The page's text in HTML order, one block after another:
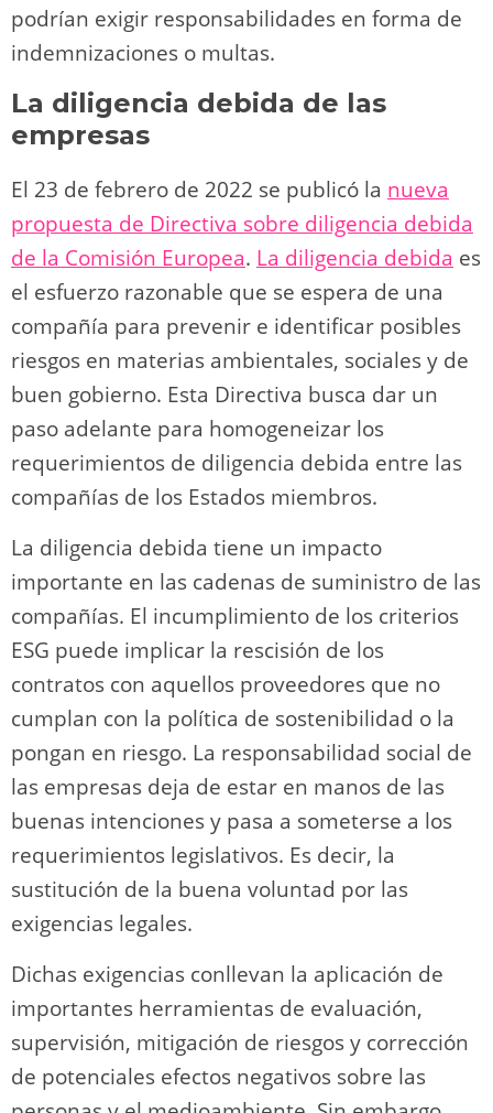
podrían exigir responsabilidades en forma de
indemnizaciones o multas.
La diligencia debida de las
empresas
El 23 de febrero de 2022 se publicó la nueva
propuesta de Directiva sobre diligencia debida
de la Comisión Europea. La diligencia debida es
el esfuerzo razonable que se espera de una
compañía para prevenir e identificar posibles
riesgos en materias ambientales, sociales y de
buen gobierno. Esta Directiva busca dar un
paso adelante para homogeneizar los
requerimientos de diligencia debida entre las
compañías de los Estados miembros.
La diligencia debida tiene un impacto
importante en las cadenas de suministro de las
compañías. El incumplimiento de los criterios
ESG puede implicar la rescisión de los
contratos con aquellos proveedores que no
cumplan con la política de sostenibilidad o la
pongan en riesgo. La responsabilidad social de
las empresas deja de estar en manos de las
buenas intenciones y pasa a someterse a los
requerimientos legislativos. Es decir, la
sustitución de la buena voluntad por las
exigencias legales.
Dichas exigencias conllevan la aplicación de
importantes herramientas de evaluación,
supervisión, mitigación de riesgos y corrección
de potenciales efectos negativos sobre las